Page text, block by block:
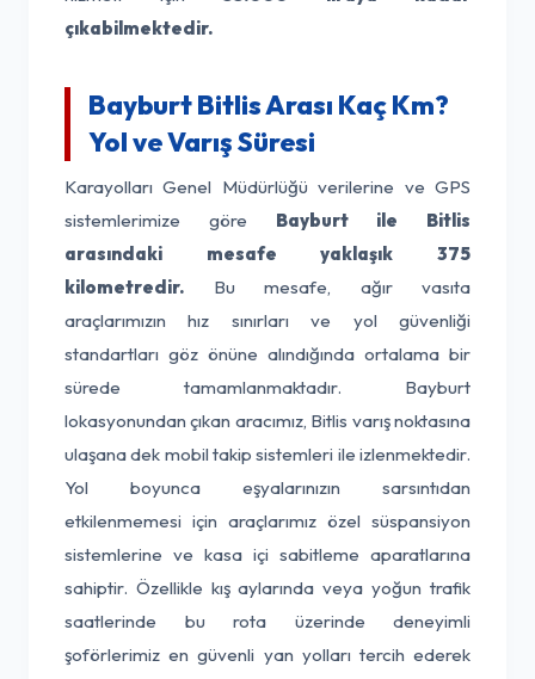
çıkabilmektedir.
Bayburt Bitlis Arası Kaç Km?
Yol ve Varış Süresi
Karayolları Genel Müdürlüğü verilerine ve GPS
sistemlerimize göre Bayburt ile Bitlis
arasındaki mesafe yaklaşık 375
kilometredir. Bu mesafe, ağır vasıta
araçlarımızın hız sınırları ve yol güvenliği
standartları göz önüne alındığında ortalama bir
sürede tamamlanmaktadır. Bayburt
lokasyonundan çıkan aracımız, Bitlis varış noktasına
ulaşana dek mobil takip sistemleri ile izlenmektedir.
Yol boyunca eşyalarınızın sarsıntıdan
etkilenmemesi için araçlarımız özel süspansiyon
sistemlerine ve kasa içi sabitleme aparatlarına
sahiptir. Özellikle kış aylarında veya yoğun trafik
saatlerinde bu rota üzerinde deneyimli
şoförlerimiz en güvenli yan yolları tercih ederek